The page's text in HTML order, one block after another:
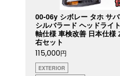
00-06y シボレー タホ サ
シルバラード ヘッドライ
軸仕様 車検改善 日本仕様
右セット
115,000円
EXTERIOR